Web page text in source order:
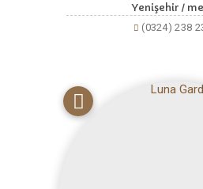
Yenişehir /
(0324) 238